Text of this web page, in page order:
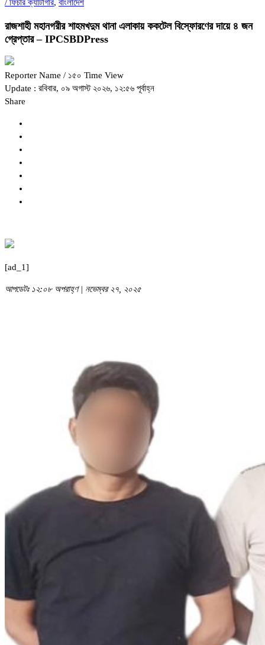
/ ফিচার ক্যাটাগরি, বাংলাদেশ
রাজশাহী মহানগরীর শাহমখদুম থানা এলাকায় ককটেল বিস্ফোরণের দায়ে ৪ জন
গ্রেপ্তার – IPCSBDPress
Reporter Name / ১৫০ Time View
Update : রবিবার, ০৯ অগাস্ট ২০২৬, ১২:৫৬ পূর্বাহ্ন
Share
[ad_1]
আপডেটঃ ১২:০৮ অপরাহ্ণ | নভেম্বর ২৭, ২০২৫